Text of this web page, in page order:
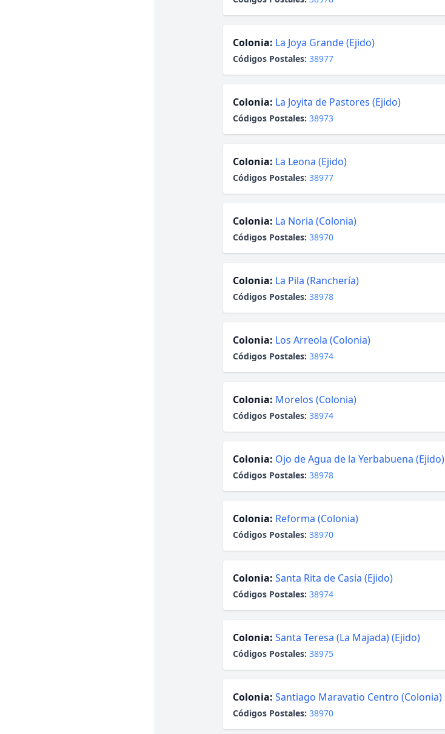
Colonia: La Joya Grande (Ejido)
Códigos Postales: 38977
Colonia: La Joyita de Pastores (Ejido)
Códigos Postales: 38973
Colonia: La Leona (Ejido)
Códigos Postales: 38977
Colonia: La Noria (Colonia)
Códigos Postales: 38970
Colonia: La Pila (Ranchería)
Códigos Postales: 38978
Colonia: Los Arreola (Colonia)
Códigos Postales: 38974
Colonia: Morelos (Colonia)
Códigos Postales: 38974
Colonia: Ojo de Agua de la Yerbabuena (Ejido)
Códigos Postales: 38978
Colonia: Reforma (Colonia)
Códigos Postales: 38970
Colonia: Santa Rita de Casia (Ejido)
Códigos Postales: 38974
Colonia: Santa Teresa (La Majada) (Ejido)
Códigos Postales: 38975
Colonia: Santiago Maravatio Centro (Colonia)
Códigos Postales: 38970